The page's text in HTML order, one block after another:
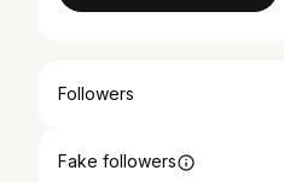
Followers
Fake followers